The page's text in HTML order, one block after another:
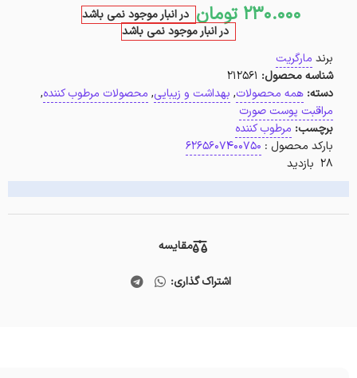
230.000 تومان در انبار موجود نمی باشد
در انبار موجود نمی باشد
برند مارگریت
شناسه محصول: 212561
دسته: همه محصولات, بهداشت و زیبایی, محصولات مرطوب کننده,
مراقبت پوست صورت
برچسب: مرطوب کننده
بارکد محصول : 6265607400750
28 بازدید
مقایسه
اشتراک گذاری: